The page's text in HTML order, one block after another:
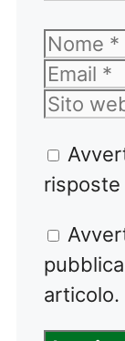
Nome
Email
Sito
risposte
articolo.